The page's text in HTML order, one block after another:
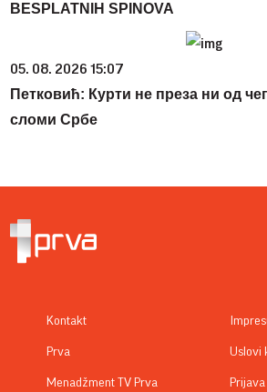
BESPLATNIH SPINOVA
05. 08. 2026 15:07
Петковић: Курти не преза ни од
сломи Србе
Kontakt
Prva
Menadžment TV Prva
Uslovi